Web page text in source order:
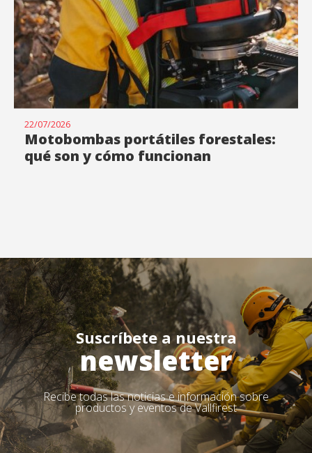
22/07/2026
Motobombas portátiles forestales:
qué son y cómo funcionan
Suscríbete a nuestra
newsletter
Recibe todas las noticias e información sobre
productos y eventos de Vallfirest